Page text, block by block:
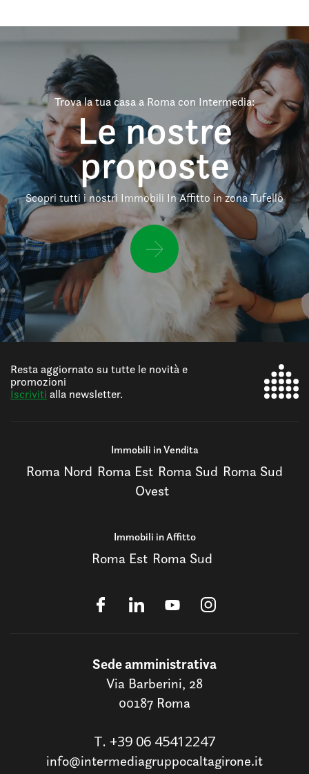
Trova la tua casa a Roma con Intermedia:
Le nostre
proposte
Scopri tutti i nostri Immobili In Affitto in zona Tufello
Resta aggiornato su tutte le novità e
promozioni
Iscriviti alla newsletter.
Immobili in Vendita
Roma Nord Roma Est Roma Sud Roma Sud
Ovest
Immobili in Affitto
Roma Est Roma Sud
Sede amministrativa
Via Barberini, 28
00187 Roma
T. +39 06 45412247
info@intermediagruppocaltagirone.it